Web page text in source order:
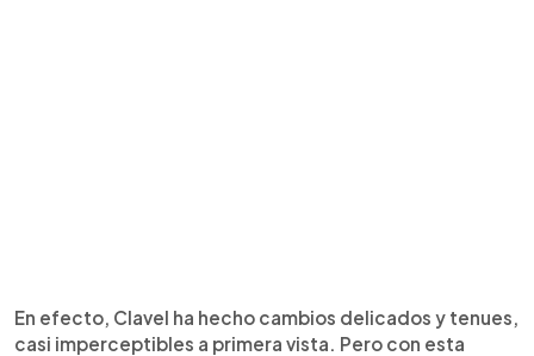
En efecto, Clavel ha hecho cambios delicados y tenues,
casi imperceptibles a primera vista. Pero con esta